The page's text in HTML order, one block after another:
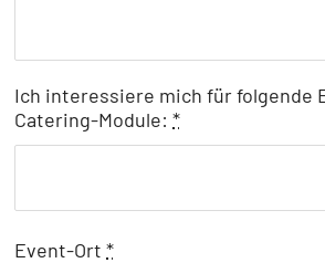
Ich interessiere mich für folgende
Catering-Module:*
Event-Ort*